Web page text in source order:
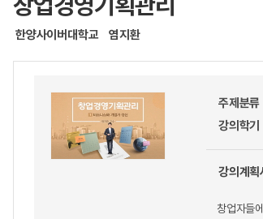
한양사이버대학교 염지환
주제분류
강의학기
강의계획
창업자들